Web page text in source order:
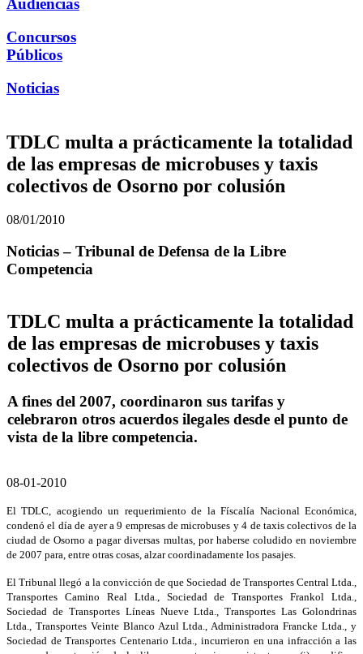
Audiencias
Concursos
Públicos
Noticias
TDLC multa a prácticamente la totalidad
de las empresas de microbuses y taxis
colectivos de Osorno por colusión
08/01/2010
Noticias – Tribunal de Defensa de la Libre
Competencia
TDLC multa a prácticamente la totalidad
de las empresas de microbuses y taxis
colectivos de Osorno por colusión
A fines del 2007, coordinaron sus tarifas y
celebraron otros acuerdos ilegales desde el punto de
vista de la libre competencia.
08-01-2010
El TDLC, acogiendo un requerimiento de la Físcalía Nacional Económica,
condenó el día de ayer a 9 empresas de microbuses y 4 de taxis colectivos de la
ciudad de Osorno a pagar diversas multas, por haberse coludido en noviembre
de 2007 para, entre otras cosas, alzar coordinadamente los pasajes.
El Tribunal llegó a la convicción de que Sociedad de Transportes Central Ltda.,
Transportes Camino Real Ltda., Sociedad de Transportes Frankol Ltda.,
Sociedad de Transportes Líneas Nueve Ltda., Transportes Las Golondrinas
Ltda., Transportes Veinte Blanco Azul Ltda., Administradora Francke Ltda., y
Sociedad de Transportes Centenario Ltda., incurrieron en una infracción a las